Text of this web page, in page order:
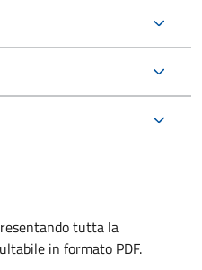
tutta la
in formato PDF.